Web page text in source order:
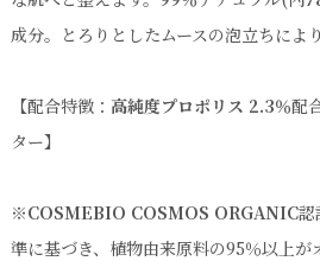
成分。とろりとしたムースの泡立ちによ
【配合特徴： 高純度プロポリス 2.3％配
ター】
※COSMEBIO COSMOS ORGANIC認
準に基づき、植物由来原料の95％以上が